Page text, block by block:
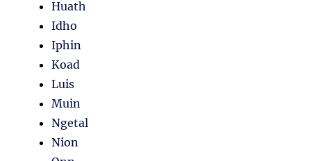
Huath
Idho
Iphin
Koad
Luis
Muin
Ngetal
Nion